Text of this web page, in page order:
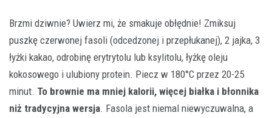
Brzmi dziwnie? Uwierz mi, że smakuje obłędnie! Zmiksuj
puszkę czerwonej fasoli (odcedzonej i przepłukanej), 2 jajka, 3
łyżki kakao, odrobinę erytrytolu lub ksylitolu, łyżkę oleju
kokosowego i ulubiony protein. Piecz w 180°C przez 20-25
minut. To brownie ma mniej kalorii, więcej białka i błonnika
niż tradycyjna wersja. Fasola jest niemal niewyczuwalna, a